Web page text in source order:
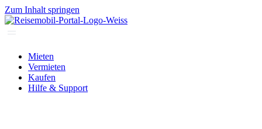
Zum Inhalt springen
Mieten
Vermieten
Kaufen
Hilfe & Support